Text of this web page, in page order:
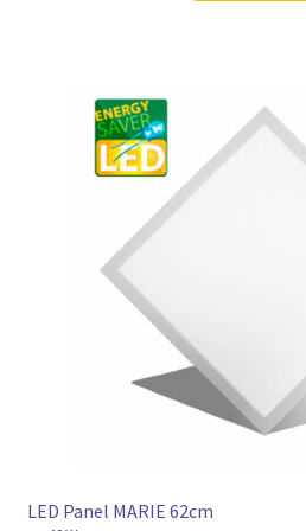
LED Panel MARIE 62cm